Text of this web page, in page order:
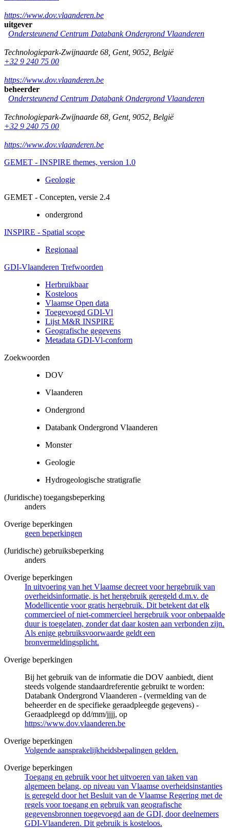
https://www.dov.vlaanderen.be
uitgever
Ondersteunend Centrum Databank Ondergrond Vlaanderen
Technologiepark-Zwijnaarde 68 Gent, 9052 België
+32 9 240 75 00
https://www.dov.vlaanderen.be
beheerder
Ondersteunend Centrum Databank Ondergrond Vlaanderen
Technologiepark-Zwijnaarde 68 Gent, 9052 België
+32 9 240 75 00
https://www.dov.vlaanderen.be
GEMET - INSPIRE themes, version 1.0
Geologie
GEMET - Concepten, versie 2.4
ondergrond
INSPIRE - Spatial scope
Regionaal
GDI-Vlaanderen Trefwoorden
Herbruikbaar
Kosteloos
Vlaamse Open data
Toegevoegd GDI-Vl
Lijst M&R INSPIRE
Geografische gegevens
Metadata GDI-Vl-conform
Zoekwoorden
DOV
Vlaanderen
Ondergrond
Databank Ondergrond Vlaanderen
Monster
Geologie
Hydrogeologische stratigrafie
(Juridische) toegangsbeperking
anders
Overige beperkingen
geen beperkingen
(Juridische) gebruiksbeperking
anders
Overige beperkingen
In uitvoering van het Vlaamse decreet voor hergebruik van
overheidsinformatie, is het hergebruik geregeld d.m.v. de
Modellicentie voor gratis hergebruik. Dit betekent dat elk
commercieel of niet-commercieel hergebruik voor onbepaalde
duur is toegelaten, zonder dat daar kosten aan verbonden zijn.
Als enige gebruiksvoorwaarde geldt een
bronvermeldingsplicht.
Overige beperkingen
Bij het gebruik van de informatie die DOV aanbiedt, dient
steeds volgende standaardreferentie gebruikt te worden:
Databank Ondergrond Vlaanderen - (vermelding van de
beheerder en de specifieke geraadpleegde gegevens) -
Geraadpleegd op dd/mm/jjjj, op
https://www.dov.vlaanderen.be
Overige beperkingen
Volgende aansprakelijkheidsbepalingen gelden.
Overige beperkingen
Toegang en gebruik voor het uitvoeren van taken van
algemeen belang, op niveau van Vlaamse overheidsinstanties
is geregeld door het Besluit van de Vlaamse Regering met de
regels voor toegang en gebruik van geografische
gegevensbronnen toegevoegd aan de GDI, door deelnemers
GDI-Vlaanderen. Dit gebruik is kosteloos.